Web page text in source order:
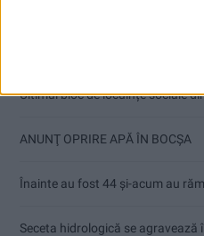
Ultimul bloc de locuințe sociale
ANUNŢ OPRIRE APĂ ÎN BOCȘA
Înainte au fost 44 și-acum au
Seceta hidrologică se agravează